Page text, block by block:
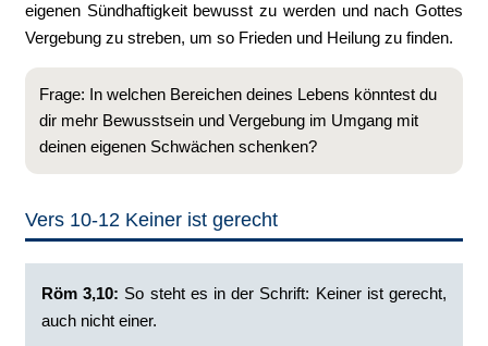
eigenen Sündhaftigkeit bewusst zu werden und nach Gottes
Vergebung zu streben, um so Frieden und Heilung zu finden.
Frage: In welchen Bereichen deines Lebens könntest du
dir mehr Bewusstsein und Vergebung im Umgang mit
deinen eigenen Schwächen schenken?
Vers 10-12 Keiner ist gerecht
Röm 3,10: So steht es in der Schrift: Keiner ist gerecht,
auch nicht einer.‭